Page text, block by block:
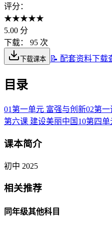
评分：
★★★★★
5.00 分
下载：
95 次
下载课本 📝 配套资料下载
目录
01 第一单元 富强与创新02第一
第六课 建设美丽中国 10第四单
课本简介
初中 2025
相关推荐
同年级其他科目